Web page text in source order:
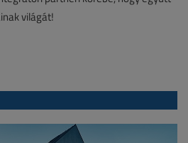
világát!